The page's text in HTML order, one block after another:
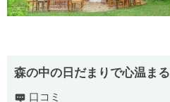
森の中の日だまりで心温ま
口コミ